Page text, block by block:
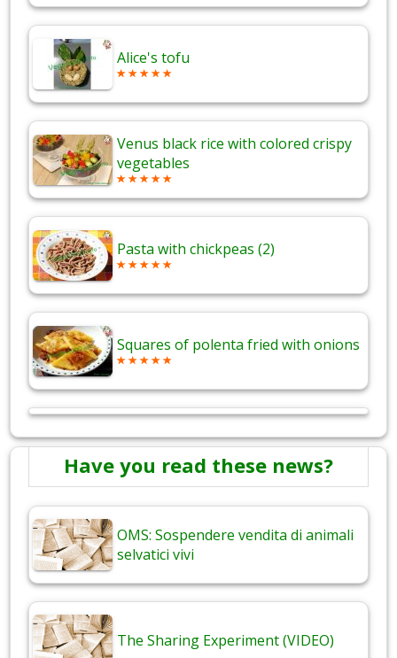
Alice's tofu
Venus black rice with colored crispy
vegetables
Pasta with chickpeas (2)
Squares of polenta fried with onions
Have you read these news?
OMS: Sospendere vendita di animali
selvatici vivi
The Sharing Experiment (VIDEO)